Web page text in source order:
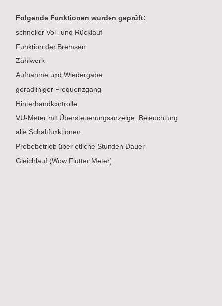
Folgende Funktionen wurden geprüft:
schneller Vor- und Rücklauf
Funktion der Bremsen
Zählwerk
Aufnahme und Wiedergabe
geradliniger Frequenzgang
Hinterbandkontrolle
VU-Meter mit Übersteuerungsanzeige, Beleuchtung
alle Schaltfunktionen
Probebetrieb über etliche Stunden Dauer
Gleichlauf (Wow Flutter Meter)